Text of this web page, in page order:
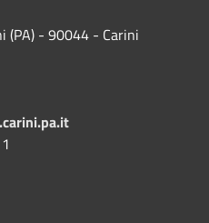
(PA) - 90044 - Carini